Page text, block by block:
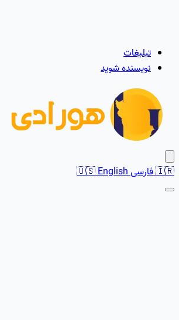
تبلیغات
نویسنده شوید
🇮🇷فارسی 🇺🇸English